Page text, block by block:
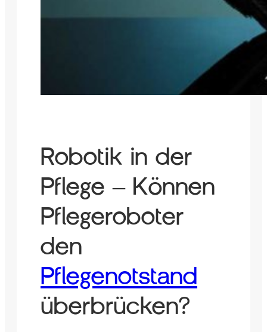
Robotik in der
Pflege – Können
Pflegeroboter
den
Pflegenotstand
überbrücken?